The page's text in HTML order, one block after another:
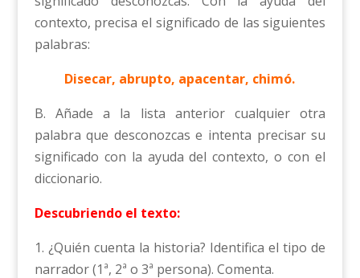
contexto, precisa el significado de las siguientes
palabras:
Disecar, abrupto, apacentar, chimó.
B. Añade a la lista anterior cualquier otra
palabra que desconozcas e intenta precisar su
significado con la ayuda del contexto, o con el
diccionario.
Descubriendo el texto:
1. ¿Quién cuenta la historia? Identifica el tipo de
narrador (1ª, 2ª o 3ª persona). Comenta.